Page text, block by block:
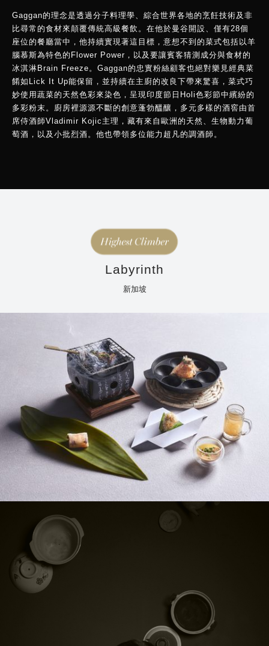
Gaggan的理念是透過分子料理學、綜合世界各地的烹飪技術及非
比尋常的食材來顛覆傳統高級餐飲。在他於曼谷開設、僅有28個
座位的餐廳當中，他持續實現著這目標，意想不到的菜式包括以羊
腦慕斯為特色的Flower Power，以及要讓賓客猜測成分與食材的
冰淇淋Brain Freeze。Gaggan的忠實粉絲顧客也絕對樂見經典菜
餚如Lick It Up能保留，並持續在主廚的改良下帶來驚喜，菜式巧
妙使用蔬菜的天然色彩來染色，呈現印度節日Holi色彩節中繽紛的
多彩粉末。廚房裡源源不斷的創意蓬勃醞釀，多元多樣的酒窖由首
席侍酒師Vladimir Kojic主理，藏有來自歐洲的天然、生物動力葡
萄酒，以及小批烈酒。他也帶領多位能力超凡的調酒師。
Labyrinth
新加坡